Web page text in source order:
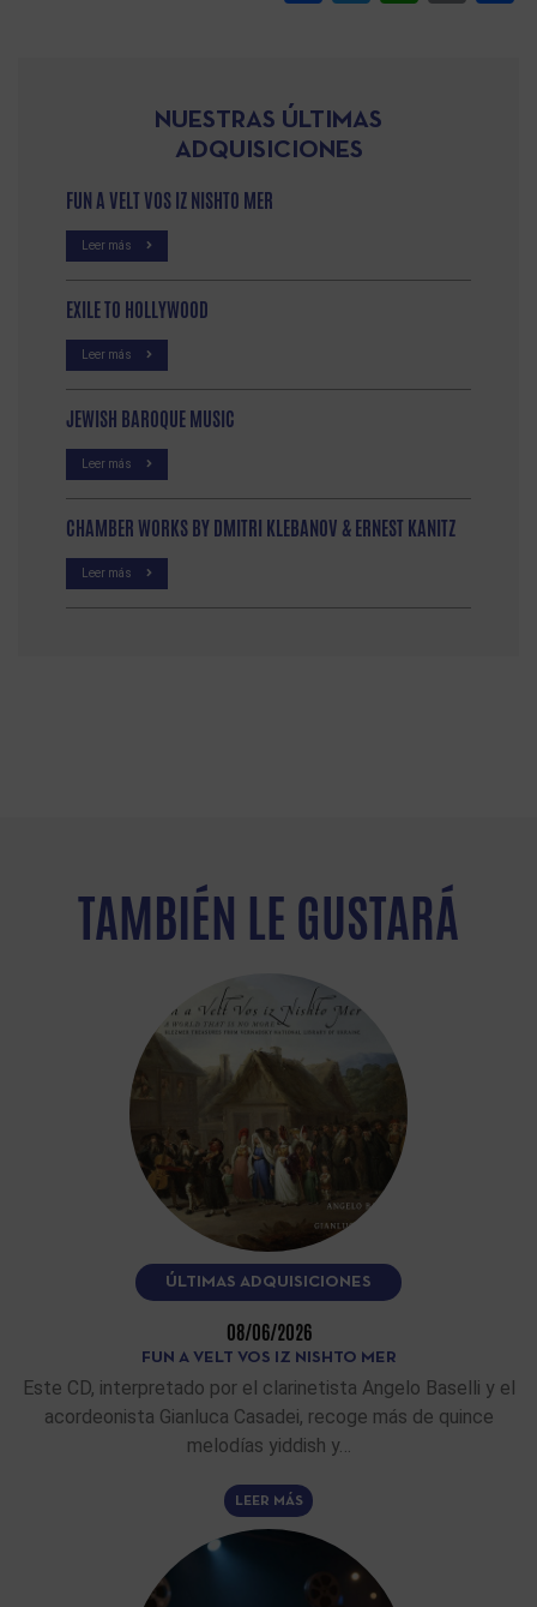
NUESTRAS ÚLTIMAS
ADQUISICIONES
FUN A VELT VOS IZ NISHTO MER
Leer más
EXILE TO HOLLYWOOD
Leer más
JEWISH BAROQUE MUSIC
Leer más
CHAMBER WORKS BY DMITRI KLEBANOV & ERNEST KANITZ
Leer más
TAMBIÉN LE GUSTARÁ
ÚLTIMAS ADQUISICIONES
08/06/2026
FUN A VELT VOS IZ NISHTO MER
Este CD, interpretado por el clarinetista Angelo Baselli y el
acordeonista Gianluca Casadei, recoge más de quince
melodías yiddish y…
LEER MÁS